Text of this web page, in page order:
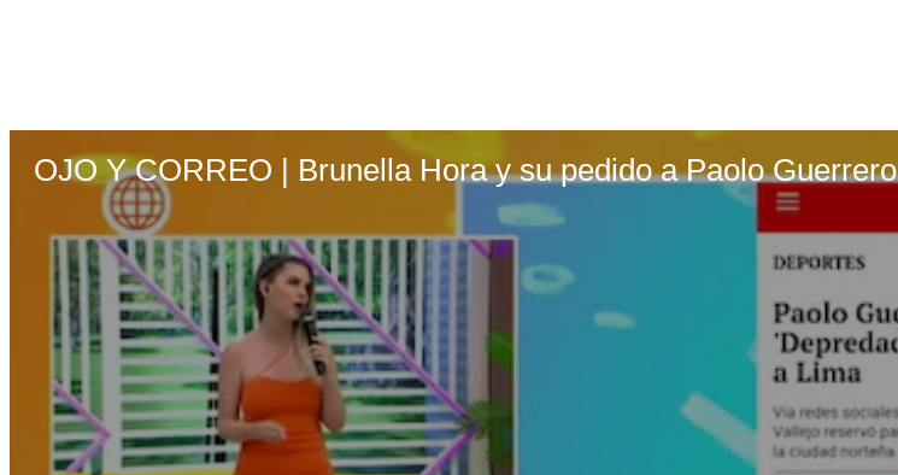
OJO Y CORREO | Brunella Hora y su pedido a Paolo Guerrero